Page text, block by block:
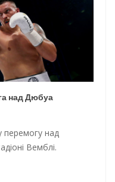
над Дюбуа
перемогу над
Вемблі.